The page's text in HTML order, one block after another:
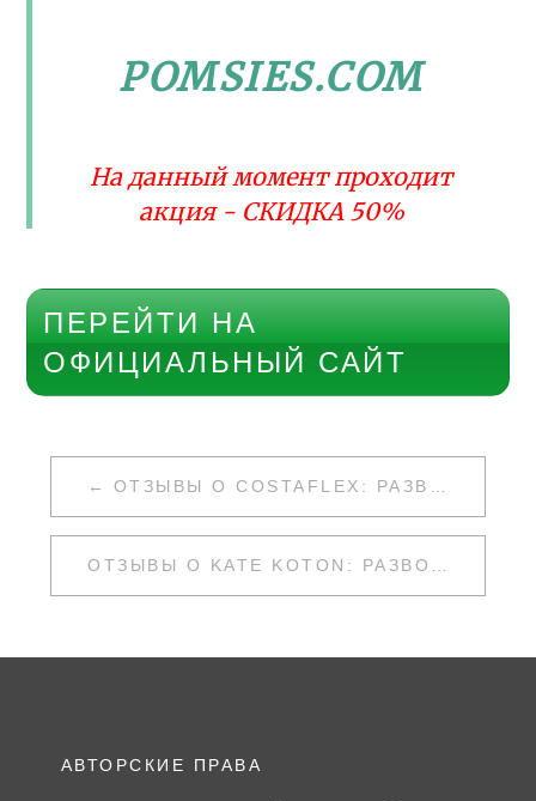
POMSIES.COM
На данный момент проходит
акция - СКИДКА 50%
ПЕРЕЙТИ НА
ОФИЦИАЛЬНЫЙ САЙТ
НАВИГАЦИЯ
ПО
ЗАПИСЯМ
ОТЗЫВЫ О COSTAFLEX: РАЗВОД ИЛИ НЕТ
ОТЗЫВЫ О KATE KOTON: РАЗВОД ИЛИ НЕТ
АВТОРСКИЕ ПРАВА